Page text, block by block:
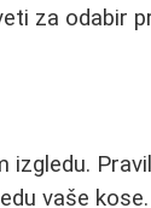
za odabir
izgledu.
vaše